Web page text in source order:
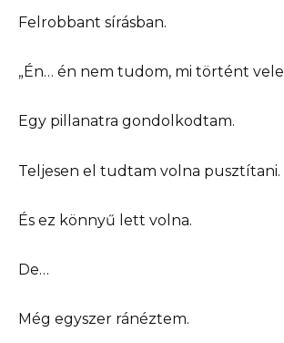
Felrobbant sírásban.
„Én… én nem tudom, mi történt
Egy pillanatra gondolkodtam.
Teljesen el tudtam volna pusztítani.
És ez könnyű lett volna.
De…
Még egyszer ránéztem.